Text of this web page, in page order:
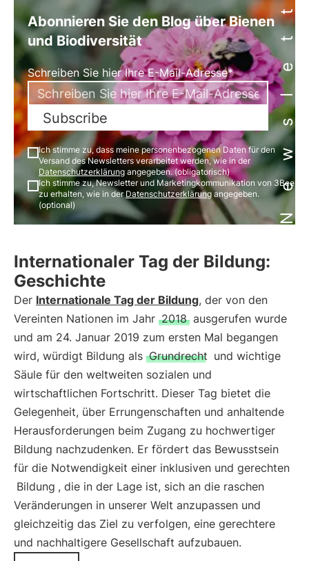
Newsletter
Abonnieren Sie den Blog über Bienen
und Biodiversität
Schreiben Sie hier Ihre E-Mail-Adresse*
Subscribe
Ich stimme zu, dass meine personenbezogenen Daten für den
Versand des Newsletters verarbeitet werden, wie in der
Datenschutzerklärung angegeben. (obligatorisch)
Ich stimme zu, Newsletter und Marketingkommunikation von 3Bee
zu erhalten, wie in derDatenschutzerklärungangegeben.
(optional)
Internationaler Tag der Bildung:
Geschichte
Der Internationale Tag der Bildung, der von den
Vereinten Nationen im Jahr 2018 ausgerufen wurde
und am 24. Januar 2019 zum ersten Mal begangen
wird, würdigt Bildung als Grundrecht und wichtige
Säule für den weltweiten sozialen und
wirtschaftlichen Fortschritt. Dieser Tag bietet die
Gelegenheit, über Errungenschaften und anhaltende
Herausforderungen beim Zugang zu hochwertiger
Bildung nachzudenken. Er fördert das Bewusstsein
für die Notwendigkeit einer inklusiven und gerechten
Bildung , die in der Lage ist, sich an die raschen
Veränderungen in unserer Welt anzupassen und
gleichzeitig das Ziel zu verfolgen, eine gerechtere
und nachhaltigere Gesellschaft aufzubauen.